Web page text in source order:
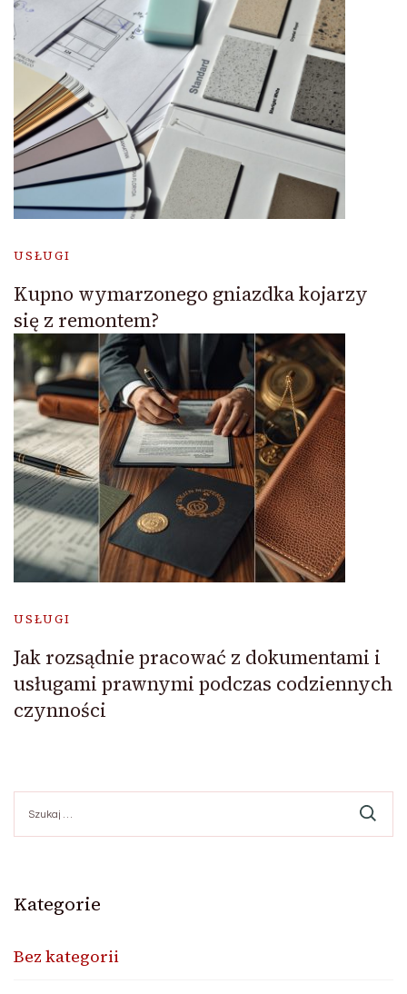
USŁUGI
Kupno wymarzonego gniazdka kojarzy
się z remontem?
USŁUGI
Jak rozsądnie pracować z dokumentami i
usługami prawnymi podczas codziennych
czynności
Kategorie
Bez kategorii